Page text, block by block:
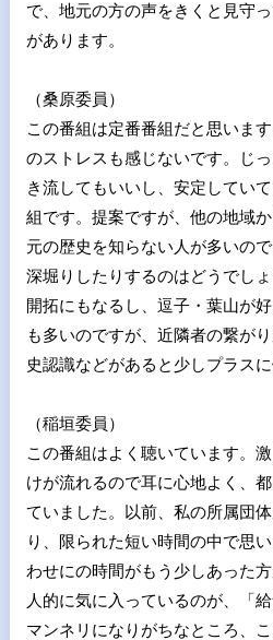
で、地元の方の声をきくと見守
があります。
（桑原委員）
この番組は定番番組だと思いま
のストレスも感じないです。じ
き流してもいいし、安定してい
組です。提案ですが、他の地域
元の歴史を知らない人が多いの
深堀りしたりするのはどうでし
開拓にもなるし、逗子・葉山が
も多いのですが、近隣者の繋が
史認識などがあると少しプラス
（稲垣委員）
この番組はよく聴いています。
けが流れるので耳に心地よく、
ていました。以前、私の所属団
り、限られた短い時間の中で思
わせにの時間がもう少しあった
人的に気に入っているのが、「
マンネリになりがちなところ、